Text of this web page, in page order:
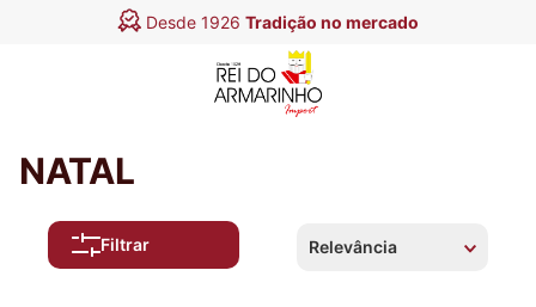
Desde 1926 Tradição no mercado
NATAL
Filtrar Relevância